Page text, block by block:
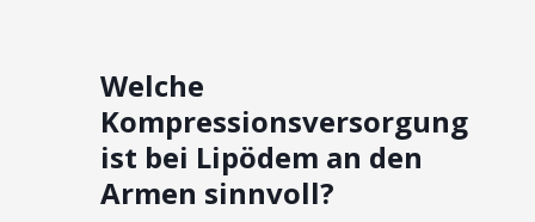
Welche
Kompressionsversorgung
ist bei Lipödem an den
Armen sinnvoll?